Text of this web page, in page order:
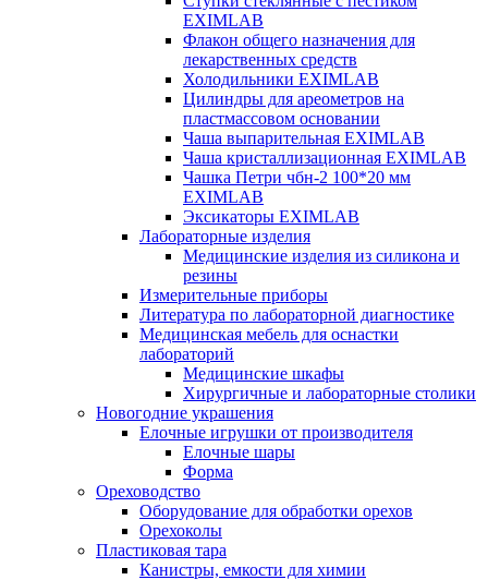
EXIMLAB
Флакон общего назначения для
лекарственных средств
Холодильники EXIMLAB
Цилиндры для ареометров на
пластмассовом основании
Чаша выпарительная EXIMLAB
Чаша кристаллизационная EXIMLAB
Чашка Петри чбн-2 100*20 мм
EXIMLAB
Эксикаторы EXIMLAB
Лабораторные изделия
Медицинские изделия из силикона и
резины
Измерительные приборы
Литература по лабораторной диагностике
Медицинская мебель для оснастки
лабораторий
Медицинские шкафы
Хирургичные и лабораторные столики
Новогодние украшения
Елочные игрушки от производителя
Елочные шары
Форма
Ореховодство
Оборудование для обработки орехов
Орехоколы
Пластиковая тара
Канистры, емкости для химии